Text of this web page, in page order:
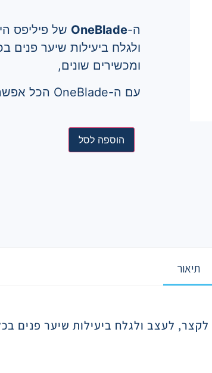
ה-OneBlade של פיליפס
ולגלח ביעילות שיער פנים
ומכשירים שונים,
עם ה-OneBlade הכל אפשרי!
הוספה לסל
תיאור
לעצב ולגלח ביעילות שיער פנים